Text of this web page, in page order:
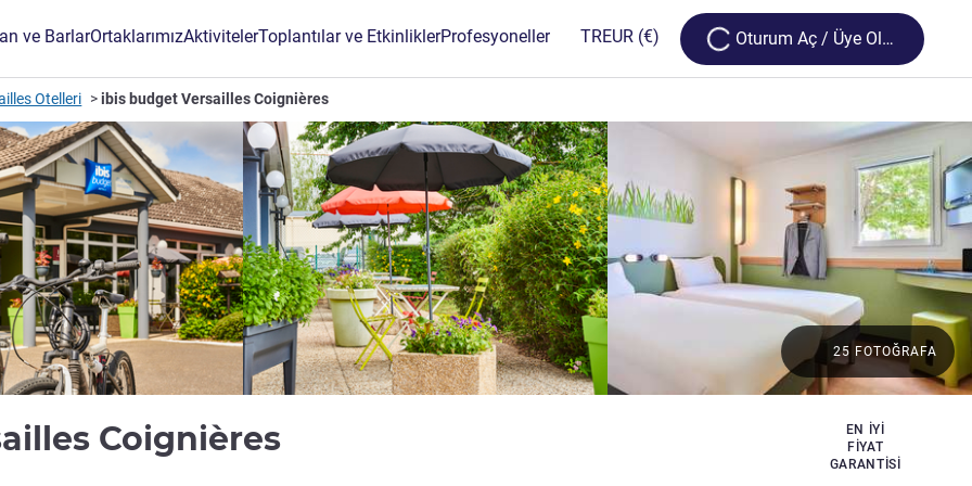
ve BarlarOrtaklarımızAktivitelerToplantılar ve EtkinliklerProfesyoneller TREUR (€) Loading...
Oturum Aç / Üye Olun
Otelleri ibis budget Versailles Coignières
Coignières
EN IYI
FIYAT
GARANTISI
25 FOTOĞRAFA